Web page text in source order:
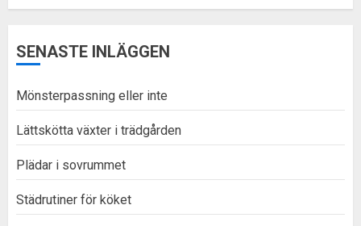
SENASTE INLÄGGEN
Mönsterpassning eller inte
Lättskötta växter i trädgården
Plädar i sovrummet
Städrutiner för köket